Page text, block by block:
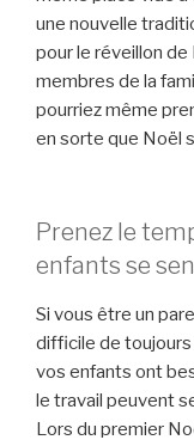
une nouvelle
pour le réveillon
membres de la
pourriez même
en sorte que Noël
Prenez le
enfants se
Si vous être un
difficile de
vos enfants ont
le travail peuvent
Lors du premier